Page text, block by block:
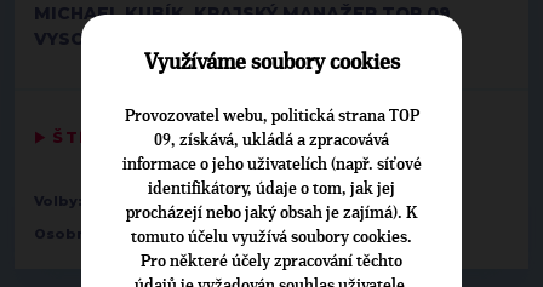
MICHAEL KUBÍK, KRAJSKÝ MANAŽER TOP 09
VYSOČINA
▶ ŠTÍTKY
Volby: 2020 zastupitelstva krajů
Osobnosti: Jiří Blažek,Zdeněk Dvořák
Využíváme soubory cookies
Provozovatel webu, politická strana TOP
09, získává, ukládá a zpracovává
informace o jeho uživatelích (např. síťové
identifikátory, údaje o tom, jak jej
procházejí nebo jaký obsah je zajímá). K
tomuto účelu využívá soubory cookies.
Pro některé účely zpracování těchto